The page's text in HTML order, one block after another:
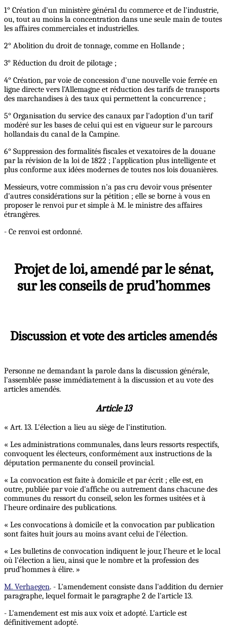
1° Création d'un ministère général du commerce et de l'industrie,
ou, tout au moins la concentration dans une seule main de toutes
les affaires commerciales et industrielles.
2° Abolition du droit de tonnage, comme en Hollande ;
3° Réduction du droit de pilotage ;
4° Création, par voie de concession d'une nouvelle voie ferrée en
ligne directe vers l'Allemagne et réduction des tarifs de transports
des marchandises à des taux qui permettent la concurrence ;
5° Organisation du service des canaux par l'adoption d'un tarif
modéré sur les bases de celui qui est en vigueur sur le parcours
hollandais du canal de la Campine.
6° Suppression des formalités fiscales et vexatoires de la douane
par la révision de la loi de 1822 ; l’application plus intelligente et
plus conforme aux idées modernes de toutes nos lois douanières.
Messieurs, votre commission n'a pas cru devoir vous présenter
d'autres considérations sur la pétition ; elle se borne à vous en
proposer le renvoi pur et simple à M. le ministre des affaires
étrangères.
- Ce renvoi est ordonné.
Projet de loi, amendé par le sénat,
sur les conseils de prud’hommes
Discussion et vote des articles amendés
Personne ne demandant la parole dans la discussion générale,
l'assemblée passe immédiatement à la discussion et au vote des
articles amendés.
Article 13
« Art. 13. L'élection a lieu au siège de l'institution.
« Les administrations communales, dans leurs ressorts respectifs,
convoquent les électeurs, conformément aux instructions de la
députation permanente du conseil provincial.
« La convocation est faite à domicile et par écrit ; elle est, en
outre, publiée par voie d'affiche ou autrement dans chacune des
communes du ressort du conseil, selon les formes usitées et à
l'heure ordinaire des publications.
« Les convocations à domicile et la convocation par publication
sont faites huit jours au moins avant celui de l'élection.
« Les bulletins de convocation indiquent le jour, l'heure et le local
où l'élection a lieu, ainsi que le nombre et la profession des
prud'hommes à élire. »
M. Verhaegen. - L'amendement consiste dans l'addition du dernier
paragraphe, lequel formait le paragraphe 2 de l'article 13.
- L'amendement est mis aux voix et adopté. L'article est
définitivement adopté.